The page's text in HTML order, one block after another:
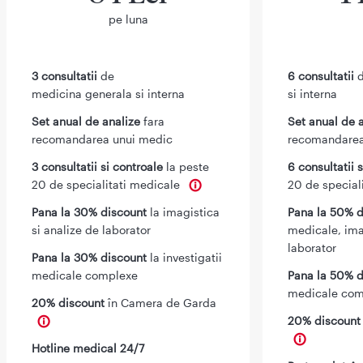
pe luna
3 consultatii de
medicina generala si interna
Set anual de analize fara
recomandarea unui medic
3 consultatii si controale la peste
20 de specialitati medicale
Pana la 30% discount la imagistica
si analize de laborator
Pana la 30% discount la investigatii
medicale complexe
20% discount în Camera de Garda
Hotline medical 24/7
6 consultatii
si interna
Set anual de
6 consultatii
20 de
Pana la 50%
medicale,
laborator
Pana la 50%
medicale
20%